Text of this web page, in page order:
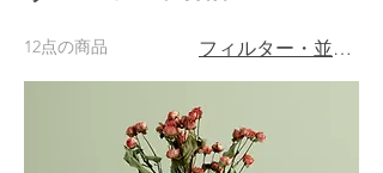
12点の商品 フィルター・並び替え